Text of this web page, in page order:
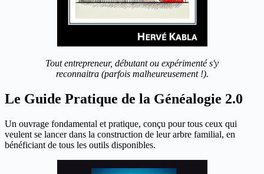
Tout entrepreneur, débutant ou expérimenté s'y
reconnaitra (parfois malheureusement !).
Le Guide Pratique de la Généalogie 2.0
Un ouvrage fondamental et pratique, conçu pour tous ceux qui
veulent se lancer dans la construction de leur arbre familial, en
bénéficiant de tous les outils disponibles.